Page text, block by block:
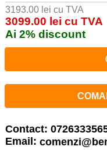
3193.00 lei cu TVA
3099.00 lei cu TVA
Ai 2% discount
Contact:
Email: